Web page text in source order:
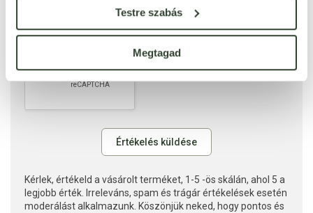
Testre szabás
Megtagad
Kérlek, értékeld a vásárolt terméket, 1-5 -ös skálán, ahol 5 a
legjobb érték. Irreleváns, spam és trágár értékelések esetén
moderálást alkalmazunk. Köszönjük neked, hogy pontos és